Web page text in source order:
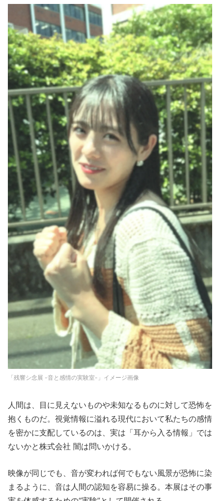
「残響シ念展 -音と感情の実験室-」イメージ画像
人間は、目に見えないものや未知なるものに対して恐怖を
抱くものだ。視覚情報に溢れる現代において私たちの感情
を密かに支配しているのは、実は「耳から入る情報」では
ないかと株式会社 闇は問いかける。
映像が同じでも、音が変われば何でもない風景が恐怖に染
まるように、音は人間の認知を容易に操る。本展はその事